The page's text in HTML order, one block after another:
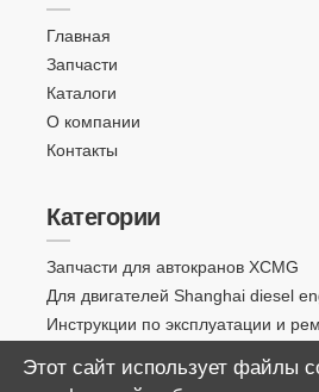
Главная
Запчасти
Каталоги
О компании
Контакты
Категории
Запчасти для автокранов XCMG
Для двигателей Shanghai diesel
Инструкции по эксплуатации и
Этот сайт использует файлы